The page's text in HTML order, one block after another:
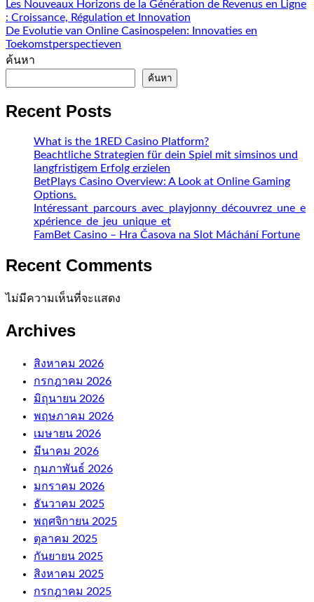
Les Nouveaux Horizons de la Génération de Revenus en Ligne
: Croissance, Régulation et Innovation
De Evolutie van Online Casinospelen: Innovaties en
Toekomstperspectieven
ค้นหา
ค้นหา
Recent Posts
What is the 1RED Casino Platform?
Beachtliche Strategien für dein Spiel mit simsinos und
langfristigem Erfolg erzielen
BetPlays Casino Overview: A Look at Online Gaming
Options.
Intéressant_parcours_avec_playjonny_découvrez_une_e
xpérience_de_jeu_unique_et
FamBet Casino – Hra Časova na Slot Máchání Fortune
Recent Comments
ไม่มีความเห็นที่จะแสดง
Archives
สิงหาคม 2026
กรกฎาคม 2026
มิถุนายน 2026
พฤษภาคม 2026
เมษายน 2026
มีนาคม 2026
กุมภาพันธ์ 2026
มกราคม 2026
ธันวาคม 2025
พฤศจิกายน 2025
ตุลาคม 2025
กันยายน 2025
สิงหาคม 2025
กรกฎาคม 2025